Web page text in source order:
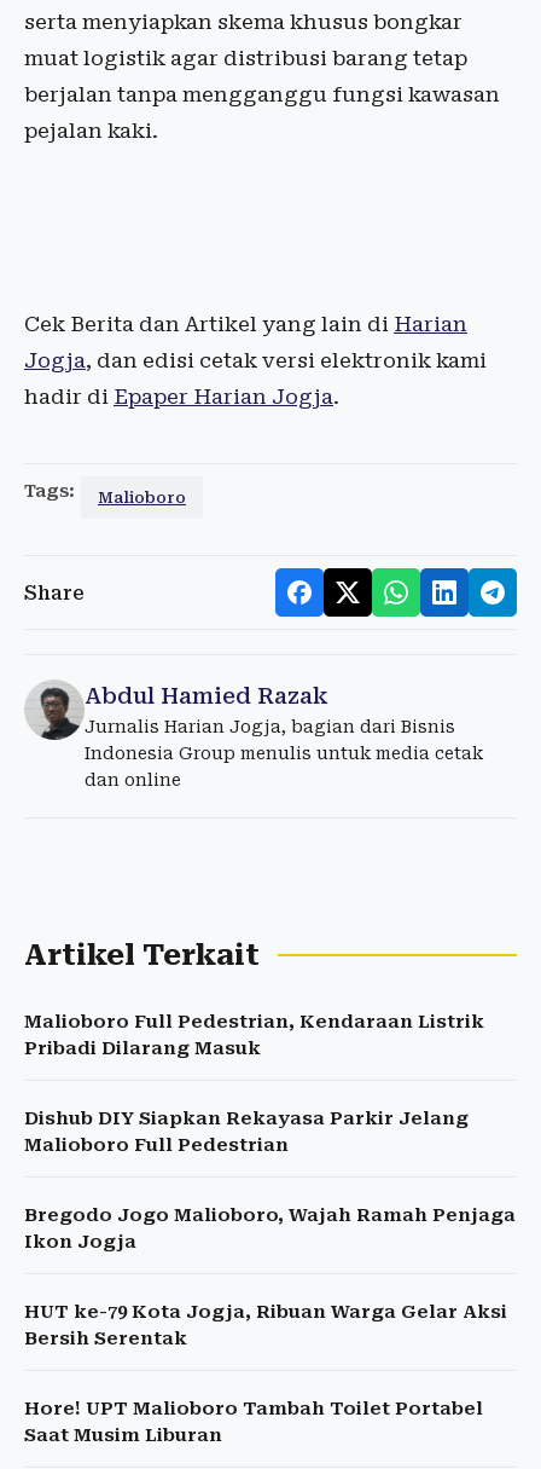
serta menyiapkan skema khusus bongkar
muat logistik agar distribusi barang tetap
berjalan tanpa mengganggu fungsi kawasan
pejalan kaki.
Cek Berita dan Artikel yang lain di Harian
Jogja, dan edisi cetak versi elektronik kami
hadir di Epaper Harian Jogja.
Tags: Malioboro
Share
Abdul Hamied Razak
Jurnalis Harian Jogja, bagian dari Bisnis
Indonesia Group menulis untuk media cetak
dan online
Artikel Terkait
Malioboro Full Pedestrian, Kendaraan Listrik
Pribadi Dilarang Masuk
Dishub DIY Siapkan Rekayasa Parkir Jelang
Malioboro Full Pedestrian
Bregodo Jogo Malioboro, Wajah Ramah Penjaga
Ikon Jogja
HUT ke-79 Kota Jogja, Ribuan Warga Gelar Aksi
Bersih Serentak
Hore! UPT Malioboro Tambah Toilet Portabel
Saat Musim Liburan